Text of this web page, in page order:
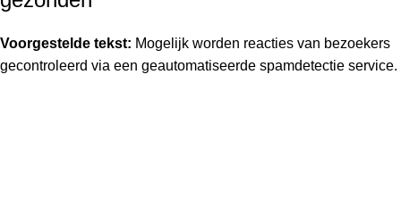
Voorgestelde tekst: Mogelijk worden reacties van bezoekers
gecontroleerd via een geautomatiseerde spamdetectie service.